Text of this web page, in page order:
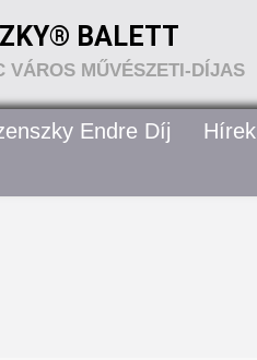
BALETT
VÁROS MŰVÉSZETI-DÍJAS
Endre Díj Hírek